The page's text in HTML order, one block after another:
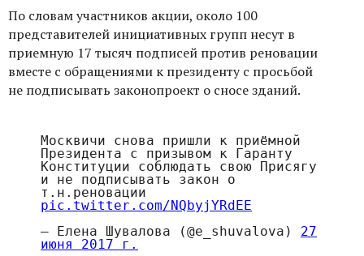
По словам участников акции, около 100
представителей инициативных групп несут в
приемную 17 тысяч подписей против реновации
вместе с обращениями к президенту с просьбой
не подписывать законопроект о сносе зданий.
Москвичи снова пришли к приёмной
Президента с призывом к Гаранту
Конституции соблюдать свою Присягу
и не подписывать закон о
т.н.реновации
pic.twitter.com/NQbyjYRdEE
— Елена Шувалова (@e_shuvalova) 27
июня 2017 г.